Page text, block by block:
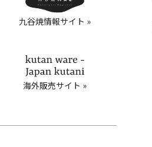
九谷焼情報サイト »
海外販売サイト »